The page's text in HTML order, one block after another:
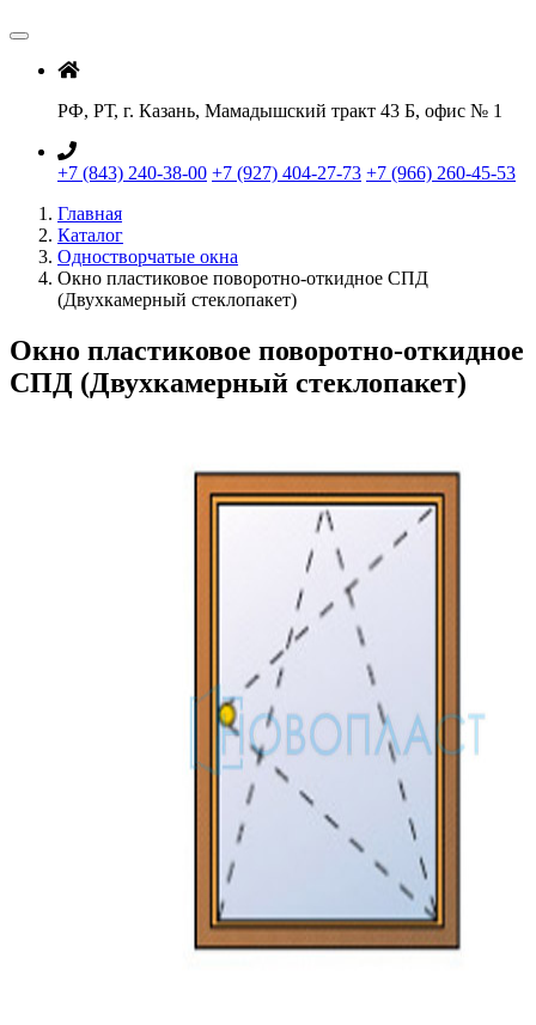
РФ, РТ, г. Казань, Мамадышский тракт 43 Б, офис № 1
+7 (843) 240-38-00 +7 (927) 404-27-73 +7 (966) 260-45-53
Главная
Каталог
Одностворчатые окна
Окно пластиковое поворотно-откидное СПД
(Двухкамерный стеклопакет)
Окно пластиковое поворотно-откидное
СПД (Двухкамерный стеклопакет)